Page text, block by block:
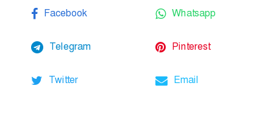
Facebook Whatsapp
Telegram Pinterest
Twitter Email